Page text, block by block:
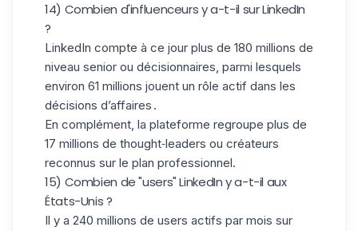
14) Combien d'influenceurs y a-t-il sur LinkedIn
?
LinkedIn compte à ce jour plus de 180 millions de
niveau senior ou décisionnaires, parmi lesquels
environ 61 millions jouent un rôle actif dans les
décisions d’affaires .
En complément, la plateforme regroupe plus de
17 millions de thought‑leaders ou créateurs
reconnus sur le plan professionnel.
15) Combien de "users" LinkedIn y a-t-il aux
États-Unis ?
Il y a 240 millions de users actifs par mois sur